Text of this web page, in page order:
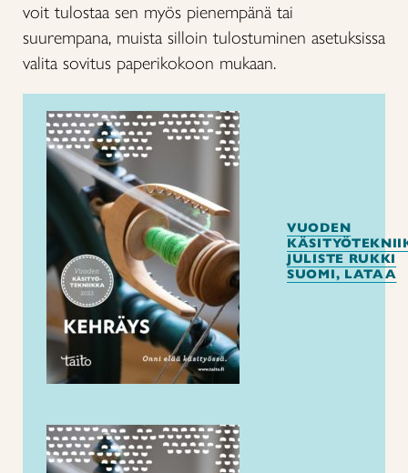
voit tulostaa sen myös pienempänä tai
suurempana, muista silloin tulostuminen asetuksissa
valita sovitus paperikokoon mukaan.
VUODEN
JULISTE RUKKI
SUOMI, LATAA